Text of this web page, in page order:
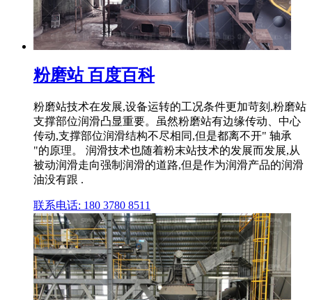
粉磨站 百度百科
粉磨站技术在发展,设备运转的工况条件更加苛刻,粉磨站
支撑部位润滑凸显重要。虽然粉磨站有边缘传动、中心
传动,支撑部位润滑结构不尽相同,但是都离不开" 轴承
"的原理。 润滑技术也随着粉末站技术的发展而发展,从
被动润滑走向强制润滑的道路,但是作为润滑产品的润滑
油没有跟 .
联系电话: 180 3780 8511